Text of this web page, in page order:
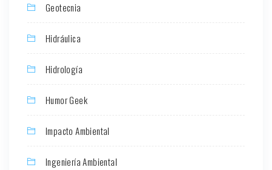
Geotecnia
Hidráulica
Hidrología
Humor Geek
Impacto Ambiental
Ingeniería Ambiental